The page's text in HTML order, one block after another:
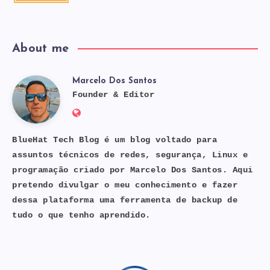
About me
Marcelo
Dos
Santos
Marcelo Dos Santos
Founder & Editor
Website:
BlueHat Tech Blog é um blog voltado para
assuntos técnicos de redes, segurança, Linux e
programação criado por Marcelo Dos Santos. Aqui
pretendo divulgar o meu conhecimento e fazer
dessa plataforma uma ferramenta de backup de
tudo o que tenho aprendido.